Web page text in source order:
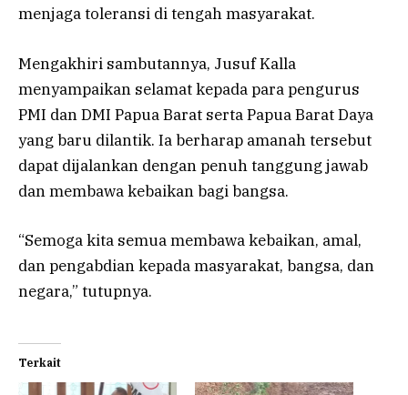
menjaga toleransi di tengah masyarakat.
Mengakhiri sambutannya, Jusuf Kalla
menyampaikan selamat kepada para pengurus
PMI dan DMI Papua Barat serta Papua Barat Daya
yang baru dilantik. Ia berharap amanah tersebut
dapat dijalankan dengan penuh tanggung jawab
dan membawa kebaikan bagi bangsa.
“Semoga kita semua membawa kebaikan, amal,
dan pengabdian kepada masyarakat, bangsa, dan
negara,” tutupnya.
Terkait